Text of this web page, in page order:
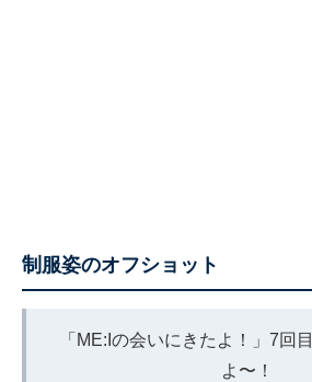
制服姿のオフショット
「ME:Iの会いにきたよ！」7回
よ〜！